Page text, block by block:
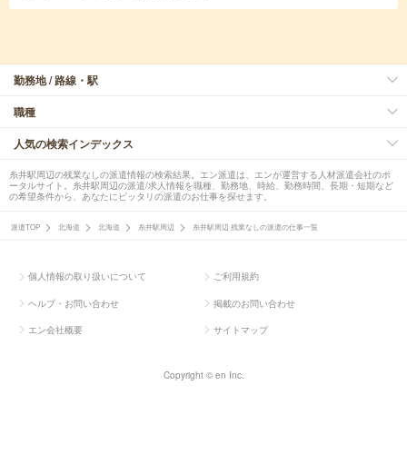
勤務地 / 路線・駅
職種
人気の検索インデックス
糸井駅周辺の残業なしの派遣情報の検索結果。エン派遣は、エンが運営する人材派遣会社のポ
ータルサイト。糸井駅周辺の派遣/求人情報を職種、勤務地、時給、勤務時間、長期・短期など
の希望条件から、あなたにピッタリの派遣のお仕事を探せます。
派遣TOP 北海道 北海道 糸井駅周辺 糸井駅周辺 残業なしの派遣の仕事一覧
個人情報の取り扱いについて ご利用規約
ヘルプ・お問い合わせ 掲載のお問い合わせ
エン会社概要 サイトマップ
Copyright © en Inc.